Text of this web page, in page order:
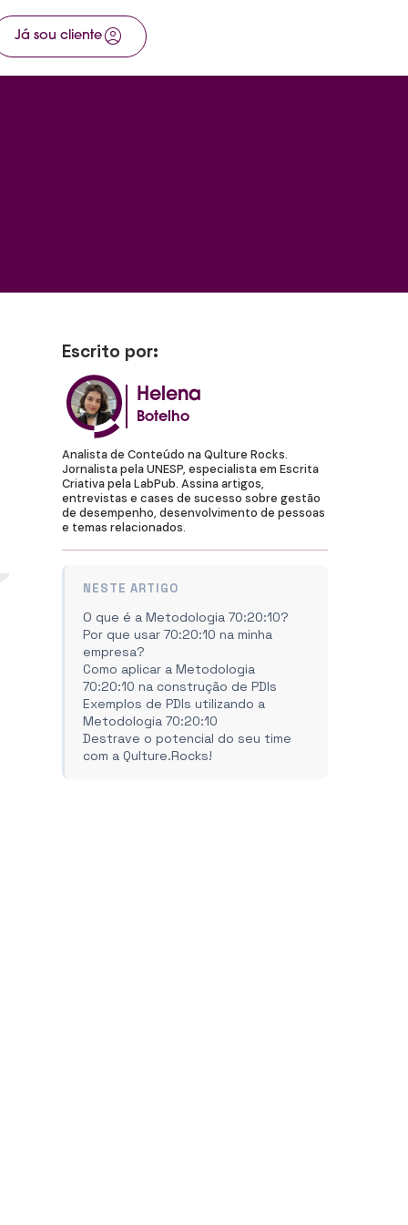
Já sou cliente account_circle
Escrito por:
Helena
Botelho
Analista de Conteúdo na Qulture Rocks.
Jornalista pela UNESP, especialista em Escrita
Criativa pela LabPub. Assina artigos,
entrevistas e cases de sucesso sobre gestão
de desempenho, desenvolvimento de pessoas
e temas relacionados.
NESTE ARTIGO
O que é a Metodologia 70:20:10?
Por que usar 70:20:10 na minha
empresa?
Como aplicar a Metodologia
70:20:10 na construção de PDIs
Exemplos de PDIs utilizando a
Metodologia 70:20:10
Destrave o potencial do seu time
com a Qulture.Rocks!